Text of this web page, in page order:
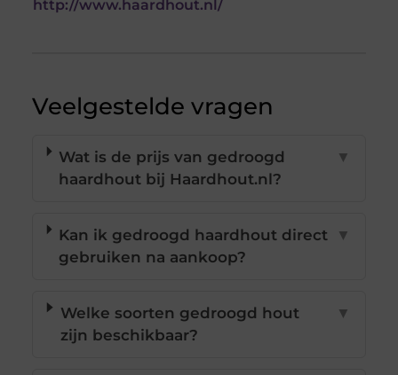
http://www.haardhout.nl/
Veelgestelde vragen
Wat is de prijs van gedroogd
haardhout bij Haardhout.nl?
▼
Kan ik gedroogd haardhout direct
gebruiken na aankoop?
▼
Welke soorten gedroogd hout
zijn beschikbaar?
▼